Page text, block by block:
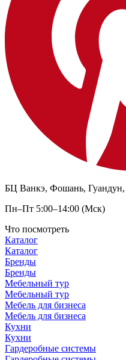
БЦ Ванкэ, Фошань,
Пн–Пт 5:00–14:00 (Мск)
Что посмотреть
Каталог
Каталог
Бренды
Бренды
Мебельный тур
Мебельный тур
Мебель для бизнеса
Мебель для бизнеса
Кухни
Кухни
Гардеробные системы